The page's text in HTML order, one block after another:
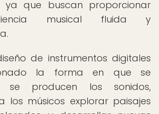
ya que buscan proporcionar
musical fluida y
de instrumentos digitales
la forma en que se
se producen los sonidos,
los músicos explorar paisajes